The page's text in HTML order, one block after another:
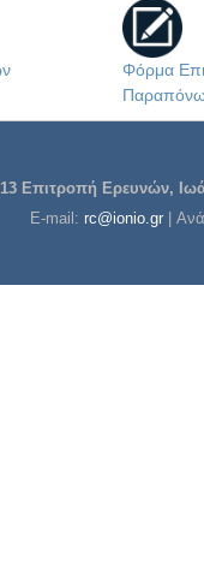
Φόρμα
Επιτροπή Ερευνών,
E-mail: rc@ionio.gr|